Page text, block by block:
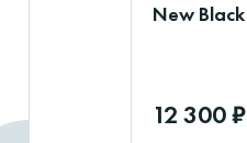
New Black
12 300 ₽